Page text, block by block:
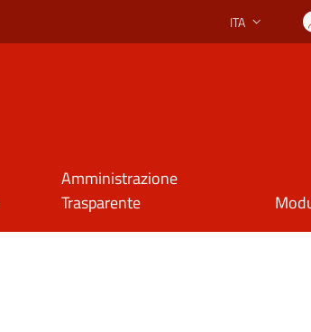
Lingua attiva:
ITA
Amministrazione
Trasparente